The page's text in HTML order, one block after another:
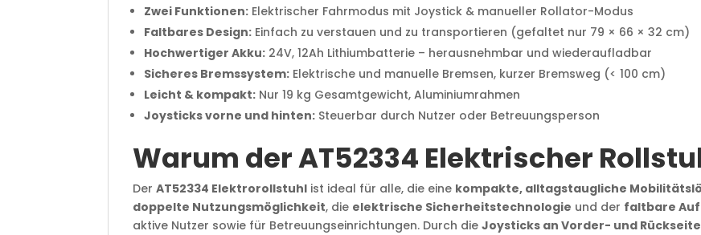
Zwei Funktionen: Elektrischer Fahrmodus mit Joystick & manueller Rollator-Modus
Faltbares Design: Einfach zu verstauen und zu transportieren (gefaltet nur 79 × 66 × 32 cm)
Hochwertiger Akku: 24V, 12Ah Lithiumbatterie – herausnehmbar und wiederaufladbar
Sicheres Bremssystem: Elektrische und manuelle Bremsen, kurzer Bremsweg (< 100 cm)
Leicht & kompakt: Nur 19 kg Gesamtgewicht, Aluminiumrahmen
Joysticks vorne und hinten: Steuerbar durch Nutzer oder Betreuungsperson
Warum der AT52334 Elektrischer
DerAT52334 Elektrorollstuhl ist ideal für alle, die eine kompakte, alltagstaugliche
doppelte Nutzungsmöglichkeit, die elektrische Sicherheitstechnologie und der faltbare
aktive Nutzer sowie für Betreuungseinrichtungen. Durch dieJoysticks an Vorder- und Rückseite